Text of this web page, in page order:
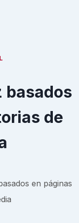
basados
de
en páginas